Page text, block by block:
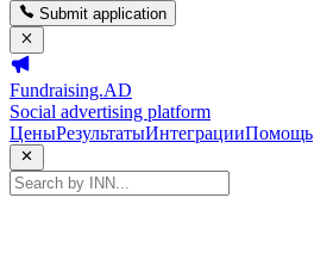
Submit application
Fundraising.AD
Social advertising platform
ЦеныРезультатыИнтеграцииПомощь